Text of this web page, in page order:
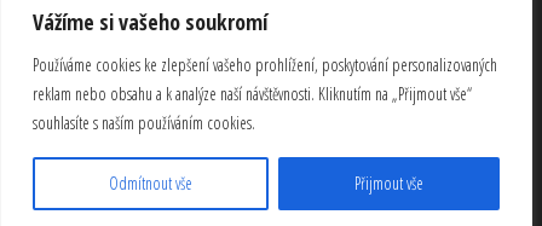
Vážíme si vašeho soukromí
Používáme cookies ke zlepšení vašeho prohlížení, poskytování personalizovaných
reklam nebo obsahu a k analýze naší návštěvnosti. Kliknutím na „Přijmout vše“
souhlasíte s naším používáním cookies.
Odmítnout vše Přijmout vše
Můj účet
© 2026procurava.com . Všechna práva vyhrazena.